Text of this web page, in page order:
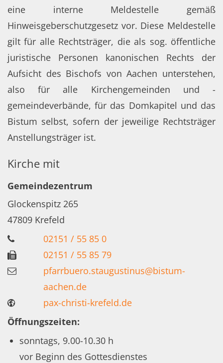
eine interne Meldestelle gemäß
Hinweisgeberschutzgesetz vor. Diese Meldestelle
gilt für alle Rechtsträger, die als sog. öffentliche
juristische Personen kanonischen Rechts der
Aufsicht des Bischofs von Aachen unterstehen,
also für alle Kirchengemeinden und -
gemeindeverbände, für das Domkapitel und das
Bistum selbst, sofern der jeweilige Rechtsträger
Anstellungsträger ist.
Kirche mit
Gemeindezentrum
Glockenspitz 265
47809 Krefeld
02151 / 55 85 0
02151 / 55 85 79
pfarrbuero.staugustinus@bistum-
aachen.de
pax-christi-krefeld.de
Öffnungszeiten:
sonntags, 9.00-10.30 h
vor Beginn des Gottesdienstes